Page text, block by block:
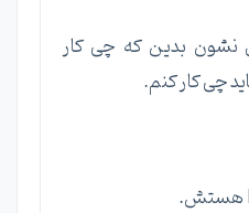
بدین که چی کار
چی کار کنم.